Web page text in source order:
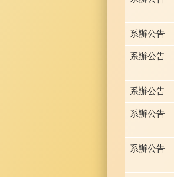
系辦公告
系辦公告
系辦公告
系辦公告
系辦公告